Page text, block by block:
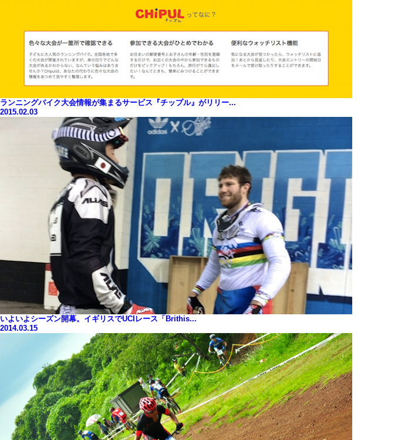
ランニングバイク大会情報が集まるサービス『チップル』がリリー...
2015.02.03
いよいよシーズン開幕。イギリスでUCIレース「Brithis...
2014.03.15